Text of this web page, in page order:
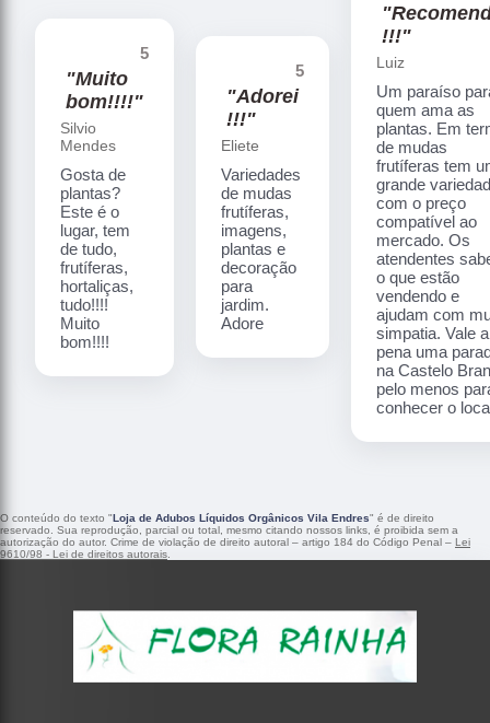
5
"Muito
bom!!!!"
Silvio
Mendes
Gosta de
plantas?
Este é o
lugar, tem
de tudo,
frutíferas,
hortaliças,
tudo!!!!
Muito
bom!!!!
5
"Adorei
!!!"
Eliete
Variedades
de mudas
frutíferas,
imagens,
plantas e
decoração
para
jardim.
Adore
!!!"
Luiz
Um paraíso
quem ama as
plantas. Em
de mudas
frutíferas tem
grande
com o preço
compatível ao
mercado. Os
atendentes
o que estão
vendendo e
ajudam com
simpatia. Vale a
pena uma
na Castelo
pelo menos
conhecer o
O conteúdo do texto "Loja de Adubos Líquidos Orgânicos Vila Endres" é de direito
reservado. Sua reprodução, parcial ou total, mesmo citando nossos links, é proibida sem a
autorização do autor. Crime de violação de direito autoral – artigo 184 do Código Penal – Lei
9610/98 - Lei de direitos autorais